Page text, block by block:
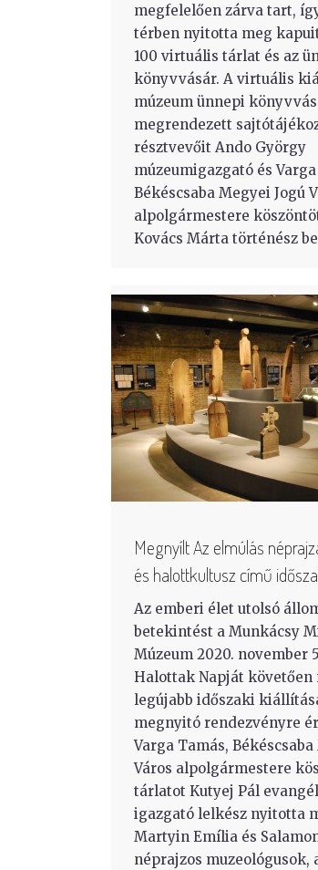
megfelelően zárva tart,
térben nyitotta meg
100 virtuális tárlat és az
könyvvásár. A virtuális
múzeum ünnepi
megrendezett
résztvevőit Ando György
múzeumigazgató és
Békéscsaba Megyei Jogú
alpolgármestere
Kovács Márta történész
Megnyílt Az elmúlás
és halottkultusz című
Az emberi élet utolsó
betekintést a Munkácsy
Múzeum 2020. november
Halottak Napját követően
legújabb időszaki
megnyitó rendezvényre
Varga Tamás,
Város alpolgármestere
tárlatot Kutyej Pál
igazgató lelkész nyitotta
Martyin Emília és
néprajzos muzeológusok,